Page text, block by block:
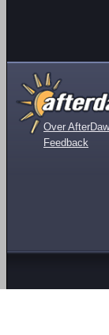
Over
Feedback